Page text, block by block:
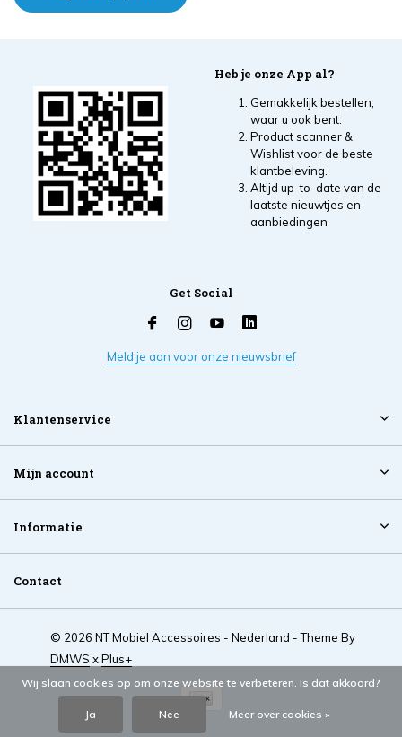
Heb je onze App al?
Gemakkelijk bestellen,
waar u ook bent.
Product scanner &
Wishlist voor de beste
klantbeleving.
Altijd up-to-date van de
laatste nieuwtjes en
aanbiedingen
Get Social
Meld je aan voor onze nieuwsbrief
Klantenservice
Mijn account
Informatie
Contact
© 2026 NT Mobiel Accessoires - Nederland - Theme By
DMWS xPlus+
Wij slaan cookies op om onze website te verbeteren. Is dat akkoord?
Ja Nee Meer over cookies »